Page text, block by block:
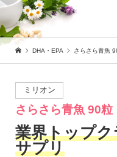
DHA・EPA さらさら青魚
ミリオン
さらさら青魚 90
業界トップ
サプリ